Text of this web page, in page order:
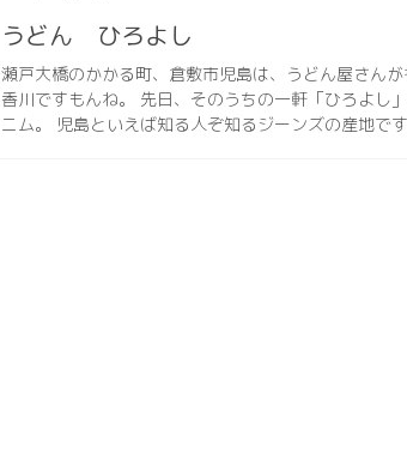
うどん ひろよし
瀬戸大橋のかかる町、倉敷市児島は、うどん屋さん
香川ですもんね。 先日、そのうちの一軒「ひろよ
ニム。 児島といえば知る人ぞ知るジーンズの産地